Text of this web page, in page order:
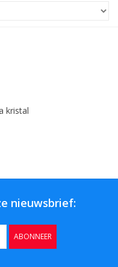
kristal
nieuwsbrief:
ABONNEER